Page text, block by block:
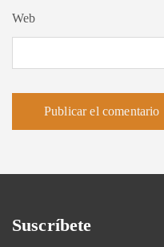
Web
Suscríbete